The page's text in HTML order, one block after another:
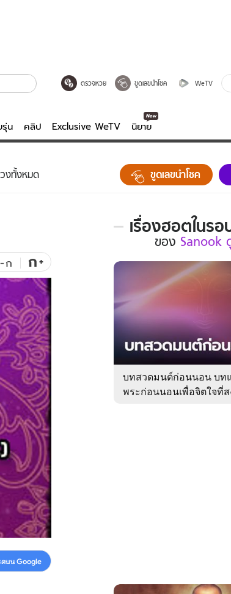
ตรวจหวย ขูดเลขนำโชค WeTV
น คลิป Exclusive WeTV นิยาย
คลิป
พอดแคสต์
ดูทีวี
WeTV
Exclusive WeTV
นิยาย
ความรู้รอ
ฮาวทู
งทั้งหมด ขูดเลขนำโชค
-ก ก+
ดบน Google
เรื่องฮอตในร
เรื่อง
ใน
รอบ
ของ
Sanook
ดูด
ของ Sanook
บทสวดมนต์ก่อนนอน บท
พระก่อนนอนเพื่อจิตใจที่